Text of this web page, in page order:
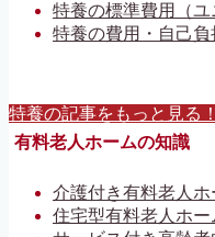
特養の標準費用（ユ
特養の費用・自己負
特養の記事をもっと見る！
有料老人ホームの知識
介護付き有料老人ホ
住宅型有料老人ホー